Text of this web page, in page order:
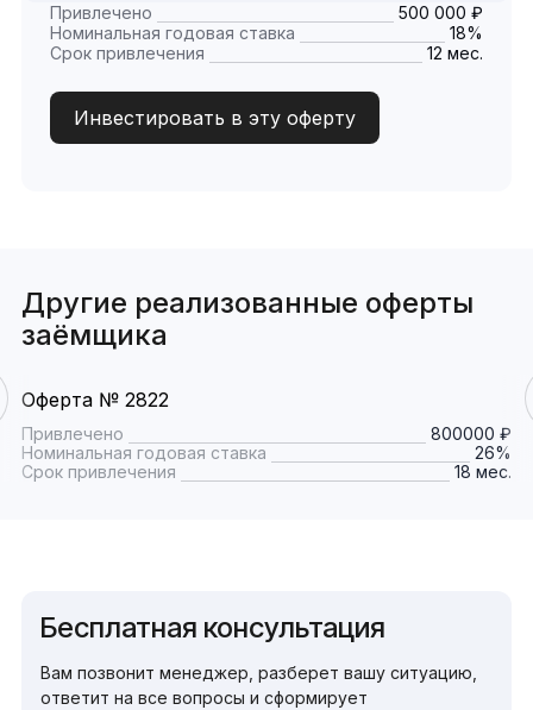
Привлечено
500 000 ₽
Номинальная годовая ставка
18%
Срок привлечения
12 мес.
Инвестировать в эту оферту
Другие реализованные оферты
заёмщика
Оферта № 2822
Привлечено
800000 ₽
Номинальная годовая ставка
26%
Срок привлечения
18 мес.
Бесплатная консультация
Вам позвонит менеджер, разберет вашу ситуацию,
ответит на все вопросы и сформирует